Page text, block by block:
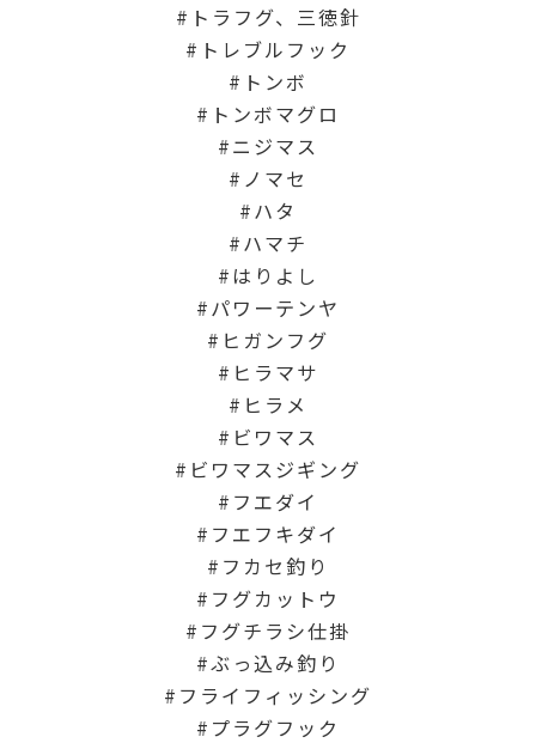
トラフグ、三徳針
トレブルフック
トンボ
トンボマグロ
ニジマス
ノマセ
ハタ
ハマチ
はりよし
パワーテンヤ
ヒガンフグ
ヒラマサ
ヒラメ
ビワマス
ビワマスジギング
フエダイ
フエフキダイ
フカセ釣り
フグカットウ
フグチラシ仕掛
ぶっ込み釣り
フライフィッシング
プラグフック